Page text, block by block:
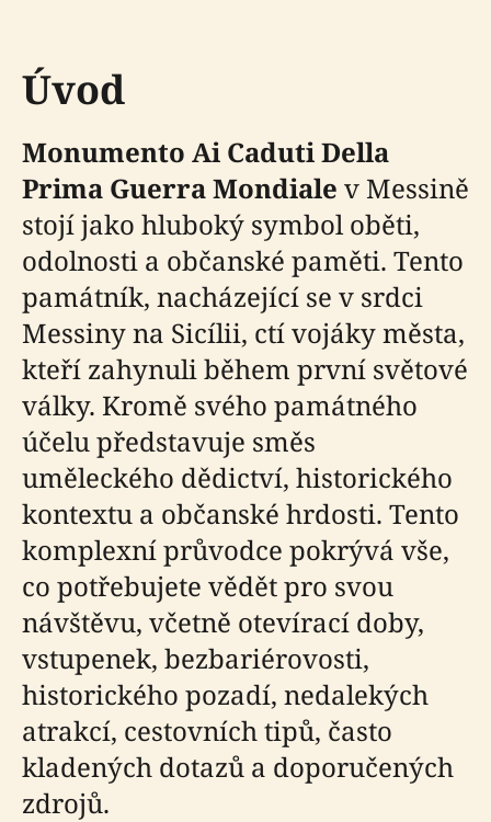
Úvod
Monumento Ai Caduti Della
Prima Guerra Mondiale v Messině
stojí jako hluboký symbol oběti,
odolnosti a občanské paměti. Tento
památník, nacházející se v srdci
Messiny na Sicílii, ctí vojáky města,
kteří zahynuli během první světové
války. Kromě svého památného
účelu představuje směs
uměleckého dědictví, historického
kontextu a občanské hrdosti. Tento
komplexní průvodce pokrývá vše,
co potřebujete vědět pro svou
návštěvu, včetně otevírací doby,
vstupenek, bezbariérovosti,
historického pozadí, nedalekých
atrakcí, cestovních tipů, často
kladených dotazů a doporučených
zdrojů.